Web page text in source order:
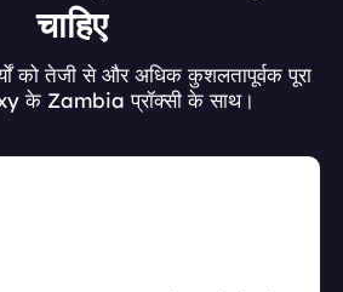
चाहिए
को तेजी से और अधिक कुशलतापूर्वक पूरा
के Zambia प्रॉक्सी के साथ।